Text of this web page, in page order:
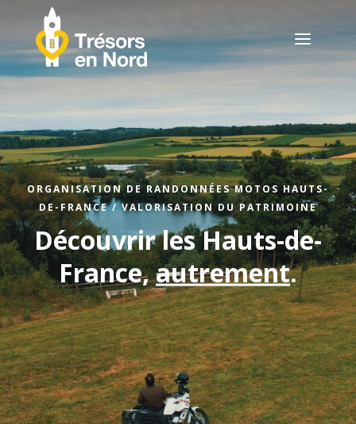
a
ORGANISATION DE RANDONNÉES MOTOS HAUTS-
DE-FRANCE / VALORISATION DU PATRIMOINE
Découvrir les Hauts-de-
France,autrement.